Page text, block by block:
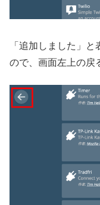
「追加しました」
ので、画面左上の戻